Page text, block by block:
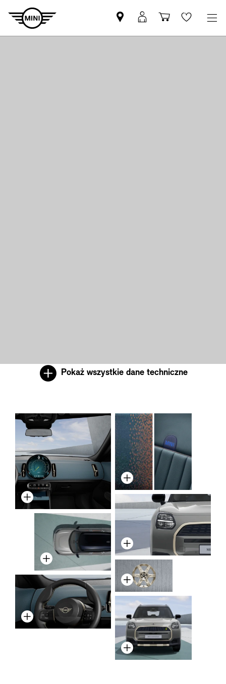
Znajdź
Partnera
Logowanie
MyMini
KoszykWishlist
Pokaż wszystkie dane techniczne